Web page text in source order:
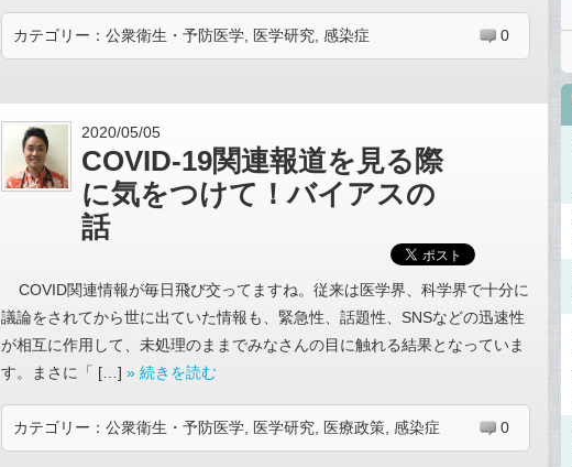
カテゴリー： 公衆衛生・予防医学 医学研究 感染症 0
2020/05/05
COVID-19関連報道を見る際
に気をつけて！バイアスの
話
COVID関連情報が毎日飛び交ってますね。従来は医学界、科学界で十分に
議論をされてから世に出ていた情報も、緊急性、話題性、SNSなどの迅速性
が相互に作用して、未処理のままでみなさんの目に触れる結果となっていま
す。まさに「 […] » 続きを読む
カテゴリー： 公衆衛生・予防医学 医学研究 医療政策 感染症 0